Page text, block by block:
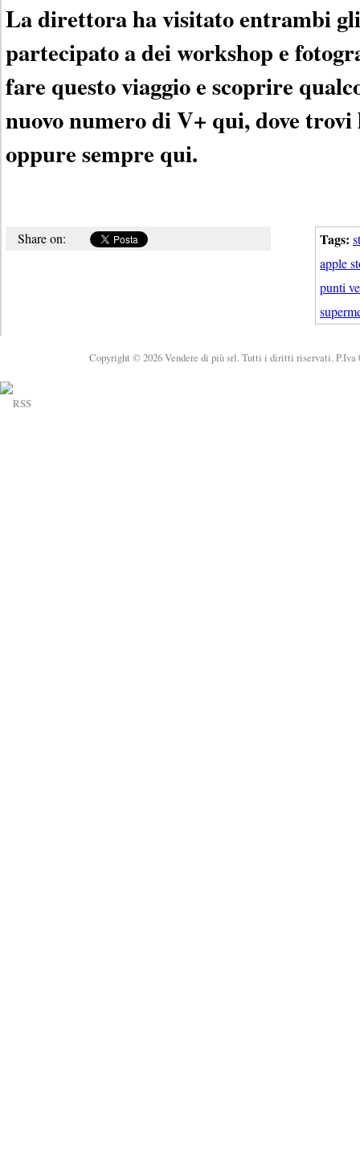
La direttora ha visitato entrambi
partecipato a dei workshop e
fare questo viaggio e scoprire
nuovo numero di V+ qui, dove
oppure sempre qui.
Tags:
apple
punti
Share on:
Copyright © 2026 Vendere di più srl. Tutti i diritti riservati. P.Iva